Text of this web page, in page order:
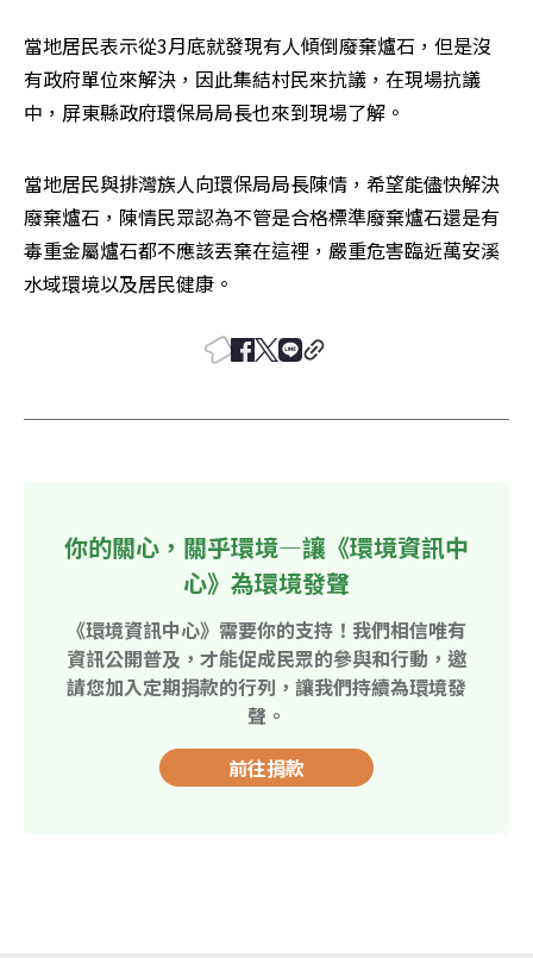
當地居民表示從3月底就發現有人傾倒廢棄爐石，但是沒
有政府單位來解決，因此集結村民來抗議，在現場抗議
中，屏東縣政府環保局局長也來到現場了解。
當地居民與排灣族人向環保局局長陳情，希望能儘快解決
廢棄爐石，陳情民眾認為不管是合格標準廢棄爐石還是有
毒重金屬爐石都不應該丟棄在這裡，嚴重危害臨近萬安溪
水域環境以及居民健康。
你的關心，關乎環境—讓《環境資訊中
心》為環境發聲
《環境資訊中心》需要你的支持！我們相信唯有
資訊公開普及，才能促成民眾的參與和行動，邀
請您加入定期捐款的行列，讓我們持續為環境發
聲。
前往捐款